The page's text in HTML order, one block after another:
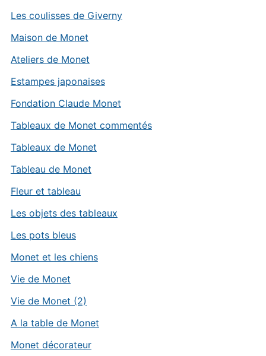
Les coulisses de Giverny
Maison de Monet
Ateliers de Monet
Estampes japonaises
Fondation Claude Monet
Tableaux de Monet commentés
Tableaux de Monet
Tableau de Monet
Fleur et tableau
Les objets des tableaux
Les pots bleus
Monet et les chiens
Vie de Monet
Vie de Monet (2)
A la table de Monet
Monet décorateur